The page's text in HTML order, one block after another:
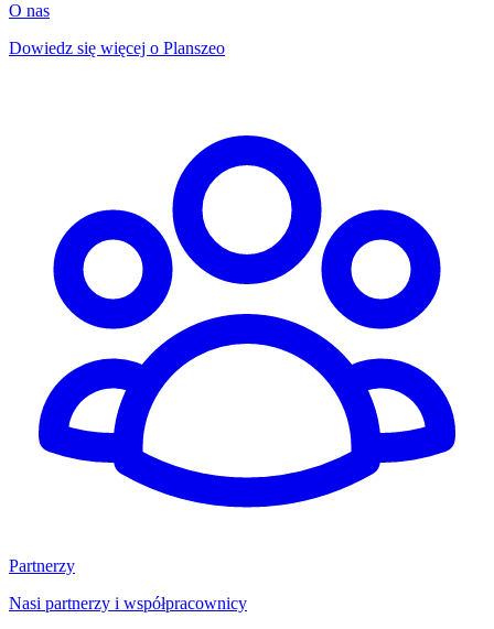
O nas
Dowiedz się więcej o Planszeo
Partnerzy
Nasi partnerzy i współpracownicy